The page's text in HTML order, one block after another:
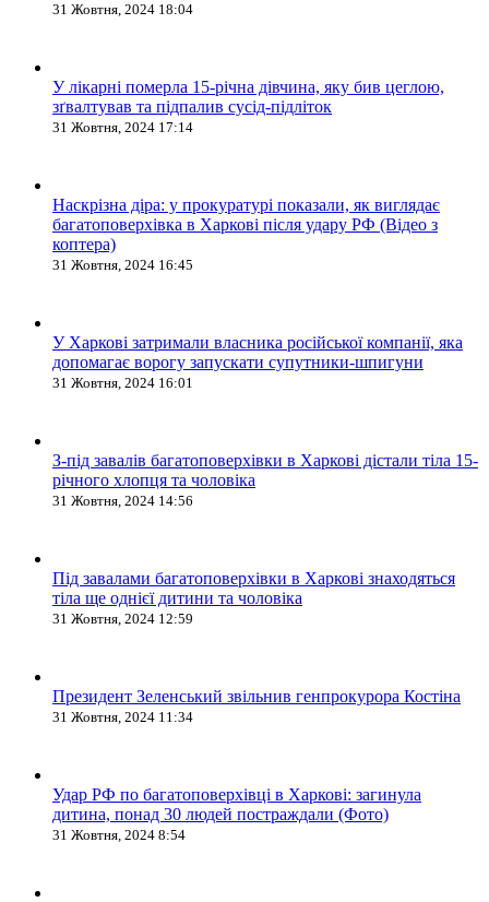
31 Жовтня, 2024 18:04
У лікарні померла 15-річна дівчина, яку бив цеглою,
зґвалтував та підпалив сусід-підліток
31 Жовтня, 2024 17:14
Наскрізна діра: у прокуратурі показали, як виглядає
багатоповерхівка в Харкові після удару РФ (Відео з
коптера)
31 Жовтня, 2024 16:45
У Харкові затримали власника російської компанії, яка
допомагає ворогу запускати супутники-шпигуни
31 Жовтня, 2024 16:01
З-під завалів багатоповерхівки в Харкові дістали тіла 15-
річного хлопця та чоловіка
31 Жовтня, 2024 14:56
Під завалами багатоповерхівки в Харкові знаходяться
тіла ще однієї дитини та чоловіка
31 Жовтня, 2024 12:59
Президент Зеленський звільнив генпрокурора Костіна
31 Жовтня, 2024 11:34
Удар РФ по багатоповерхівці в Харкові: загинула
дитина, понад 30 людей постраждали (Фото)
31 Жовтня, 2024 8:54